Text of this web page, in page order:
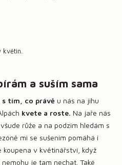
a suším sama
tím, co právě u nás na jihu
kvete a roste. Na jaře nás
růže a na podzim hledám s
mi se sušením pomáhá i
koupena v květinářství, když
je tam nechat. Také